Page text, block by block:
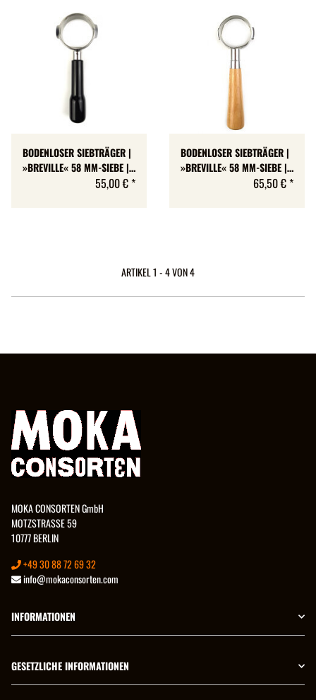
BODENLOSER SIEBTRÄGER |
»BREVILLE« 58 MM-SIEBE |
KUNSTSTOFF-GRIFF55,00 € *
BODENLOSER SIEBTRÄGER |
»BREVILLE« 58 MM-SIEBE |
65,50 € *
ARTIKEL 1 - 4 VON 4
MOKA CONSORTEN GmbH
MOTZSTRASSE 59
10777 BERLIN
+49 30 88 72 69 32
info@mokaconsorten.com
INFORMATIONEN
GESETZLICHE INFORMATIONEN